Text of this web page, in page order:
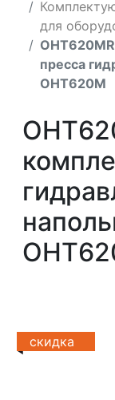
для
пресса
OHT620M
скидка